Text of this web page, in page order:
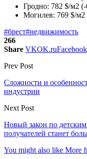
Гродно: 782 $/м2
Могилев: 769 $/м2
#брест#недвижимость
266
Share VKOK.ruFacebook
Prev Post
Сложности и
индустрии
Next Post
Новый закон по
получателей станет
You might also like More